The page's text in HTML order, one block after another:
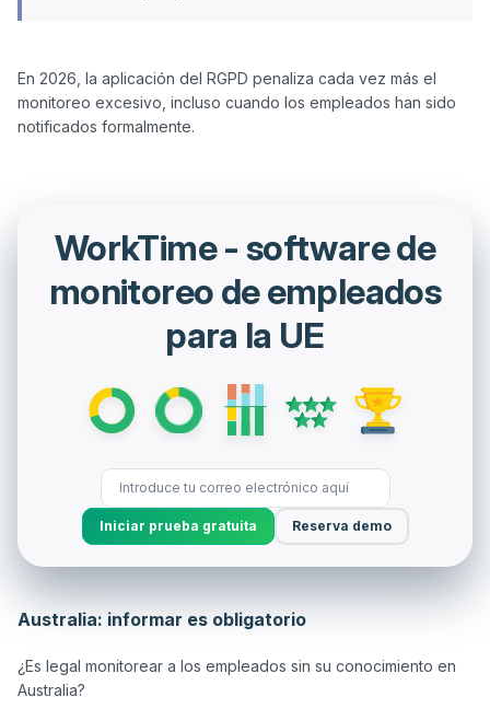
En 2026, la aplicación del RGPD penaliza cada vez más el
monitoreo excesivo, incluso cuando los empleados han sido
WorkTime - software de
monitoreo de empleados
para la UE
Iniciar prueba gratuita Reserva demo
Australia: informar es obligatorio
¿Es legal monitorear a los empleados sin su conocimiento en
Australia?